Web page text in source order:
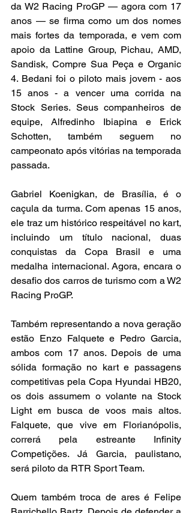
da W2 Racing ProGP — agora com 17
anos — se firma como um dos nomes
mais fortes da temporada, e vem com
apoio da Lattine Group, Pichau, AMD,
Sandisk, Compre Sua Peça e Organic
4. Bedani foi o piloto mais jovem - aos
15 anos - a vencer uma corrida na
Stock Series. Seus companheiros de
equipe, Alfredinho Ibiapina e Erick
Schotten, também seguem no
campeonato após vitórias na temporada
passada.
Gabriel Koenigkan, de Brasília, é o
caçula da turma. Com apenas 15 anos,
ele traz um histórico respeitável no kart,
incluindo um título nacional, duas
conquistas da Copa Brasil e uma
medalha internacional. Agora, encara o
desafio dos carros de turismo com a W2
Racing ProGP.
Também representando a nova geração
estão Enzo Falquete e Pedro Garcia,
ambos com 17 anos. Depois de uma
sólida formação no kart e passagens
competitivas pela Copa Hyundai HB20,
os dois assumem o volante na Stock
Light em busca de voos mais altos.
Falquete, que vive em Florianópolis,
correrá pela estreante Infinity
Competições. Já Garcia, paulistano,
será piloto da RTR Sport Team.
Quem também troca de ares é Felipe